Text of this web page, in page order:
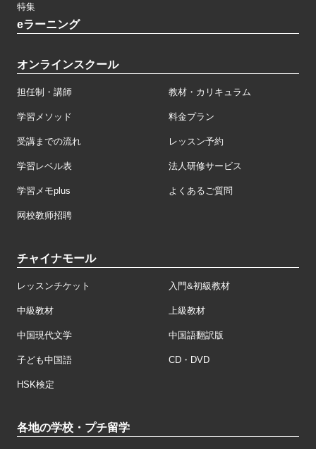
特集
eラーニング
オンラインスクール
担任制・講師 教材・カリキュラム
学習メソッド 料金プラン
受講までの流れ レッスン予約
学習レベル表 法人研修サービス
学習メモplus よくあるご質問
网校教师招聘
チャイナモール
レッスンチケット 入門&初級教材
中級教材 上級教材
中国現代文学 中国語翻訳版
子ども中国語 CD・DVD
HSK検定
各地の学校・プチ留学